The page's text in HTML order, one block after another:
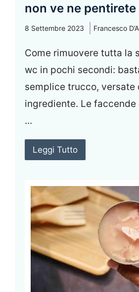
non ve ne pentirete
8 Settembre 2023 Francesco
Come rimuovere tutta la
wc in pochi secondi:
semplice trucco, versate
ingrediente. Le
...
Leggi Tutto